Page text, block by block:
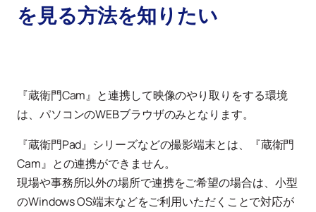
を見る方法を知りたい
『蔵衛門Cam』と連携して映像のやり取りをする環境
は、パソコンのWEBブラウザのみとなります。
『蔵衛門Pad』シリーズなどの撮影端末とは、『蔵衛門
Cam』との連携ができません。
現場や事務所以外の場所で連携をご希望の場合は、小型
のWindows OS端末などをご利用いただくことで対応が